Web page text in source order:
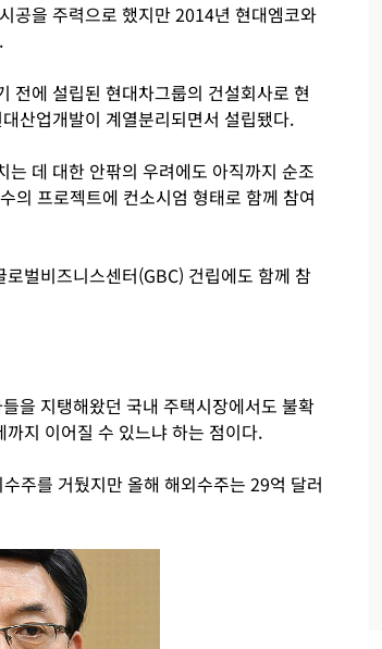
공을 주력으로 했지만 2014년 현대엠코와
전에 설립된 현대차그룹의 건설회사로 현
산업개발이 계열분리되면서 설립됐다.
데 대한 안팎의 우려에도 아직까지 순조
의 프로젝트에 컨소시엄 형태로 함께 참여
벌비즈니스센터(GBC) 건립에도 함께 참
을 지탱해왔던 국내 주택시장에서도 불확
지 이어질 수 있느냐 하는 점이다.
주를 거뒀지만 올해 해외수주는 29억 달러